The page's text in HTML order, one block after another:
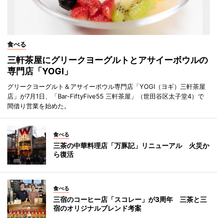
食べる
三軒茶屋にグリークヨーグルトとアサイーボウルの
専門店「YOGI」
グリークヨーグルト＆アサイーボウル専門店「YOGI（ヨギ）三軒茶屋
店」が7月1日、「Bar-FiftyFive55 三軒茶屋」（世田谷区太子堂4）で
間借り営業を始めた。
食べる
三茶の中華料理店「万豚記」リニューアル 火災か
ら復活
食べる
三宿のコーヒー店「スコレー」が3周年 三茶と三
宿のオリジナルブレンド考案